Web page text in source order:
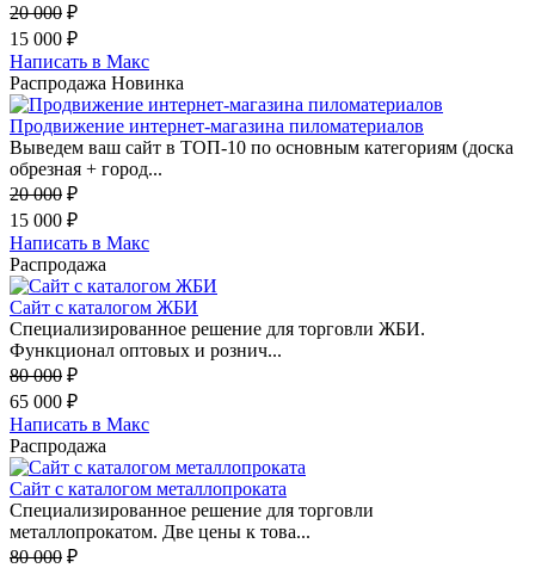
20 000 ₽
15 000 ₽
Написать в Макс
Распродажа Новинка
Продвижение интернет-магазина пиломатериалов
Выведем ваш сайт в ТОП-10 по основным категориям (доска
обрезная + город...
20 000 ₽
15 000 ₽
Написать в Макс
Распродажа
Сайт с каталогом ЖБИ
Специализированное решение для торговли ЖБИ.
Функционал оптовых и рознич...
80 000 ₽
65 000 ₽
Написать в Макс
Распродажа
Сайт с каталогом металлопроката
Специализированное решение для торговли
металлопрокатом. Две цены к това...
80 000 ₽